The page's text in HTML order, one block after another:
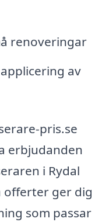
renoveringar
av
pris.se
erbjudanden
i Rydal
ger dig
som passar